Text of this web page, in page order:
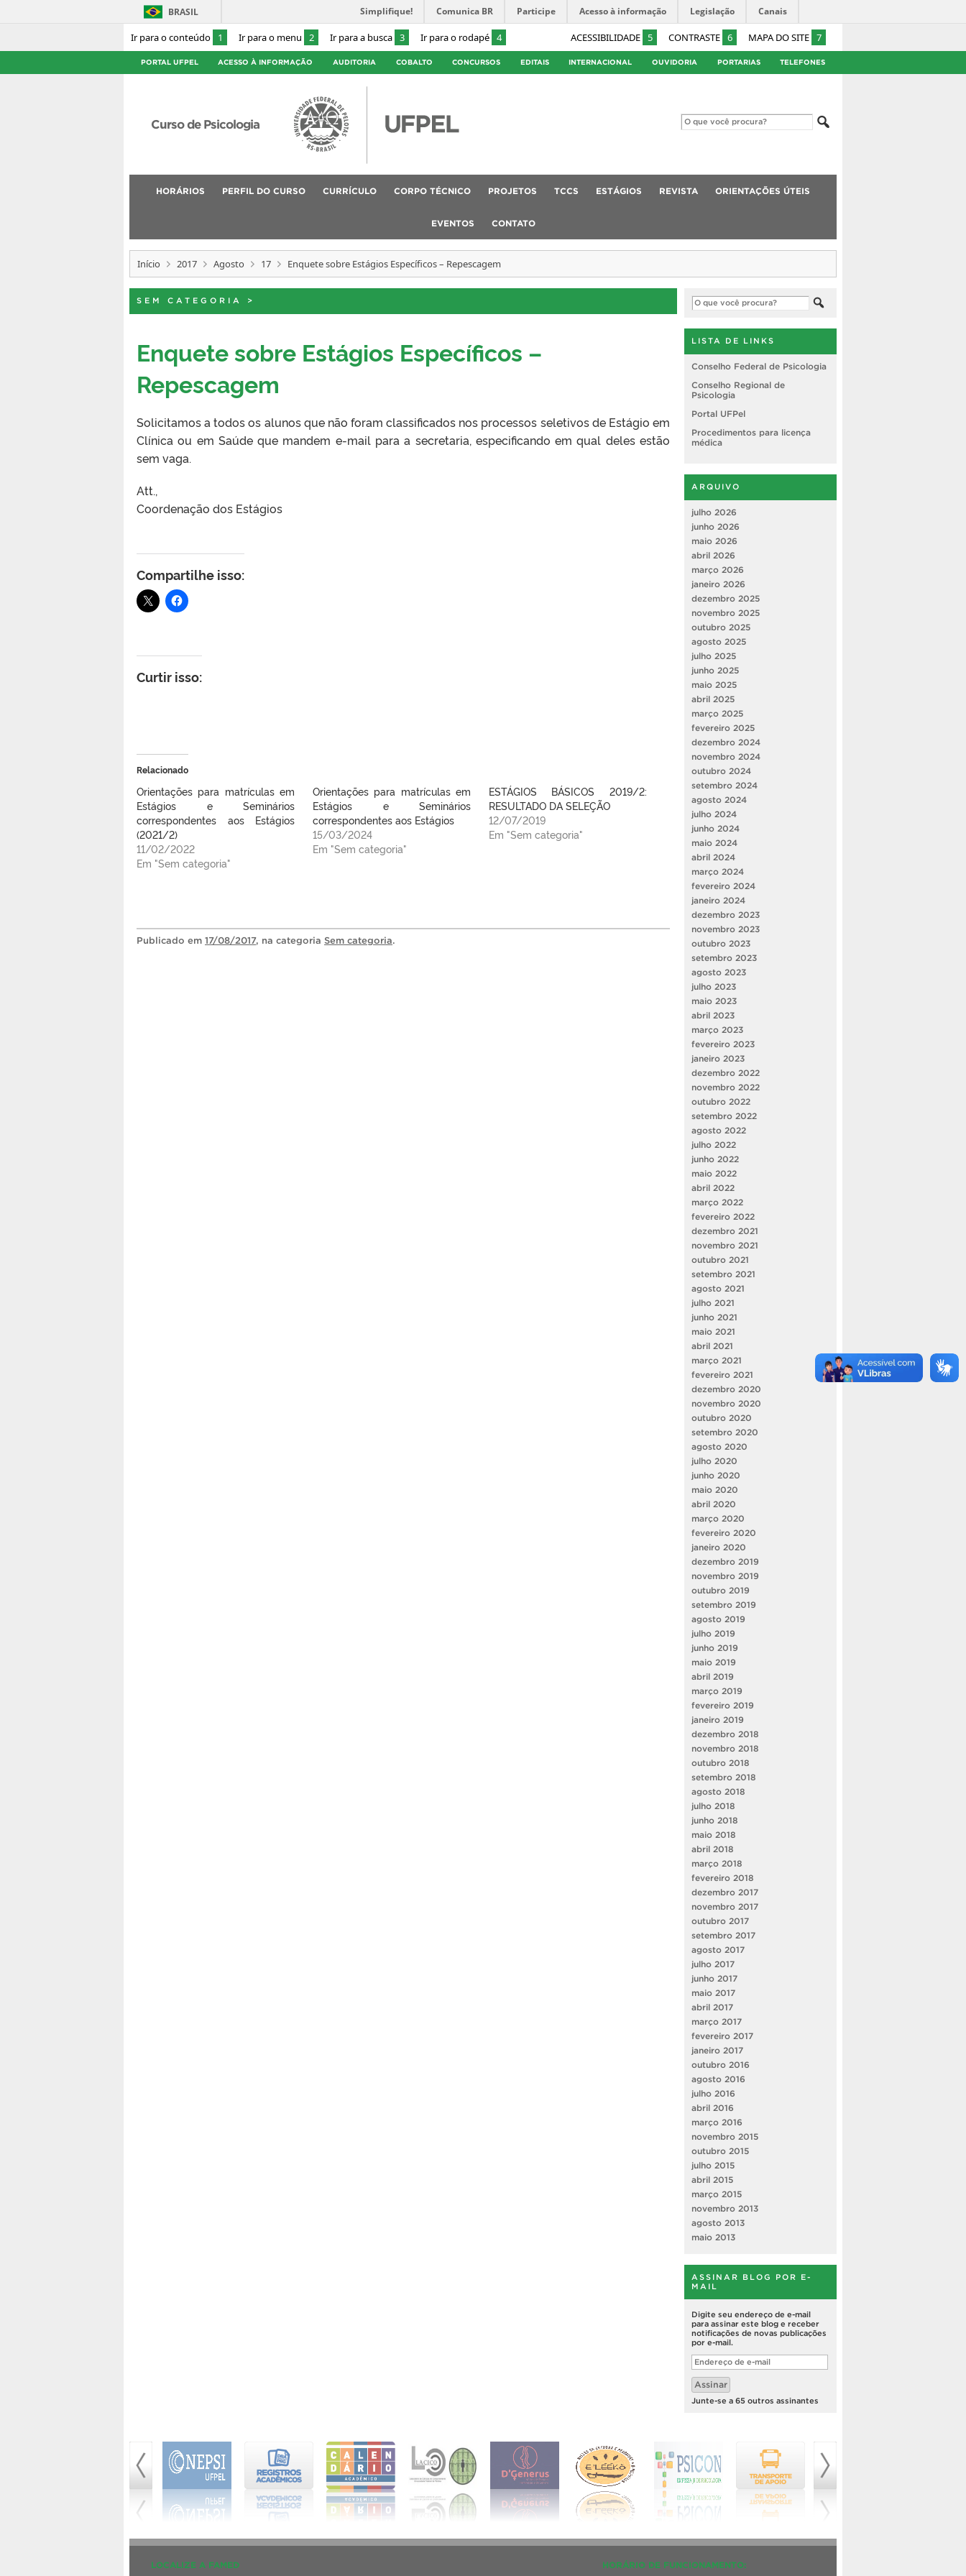
Ir para o conteúdo 1 Ir para o menu 2 Ir para a busca 3 Ir para o rodapé 4 ACESSIBILIDADE 5 CONTRASTE 6 MAPA DO SITE 7
BRASIL Simplifique! Comunica BR Participe Acesso à informação Legislação Canais
PORTAL UFPEL ACESSO À INFORMAÇÃO AUDITORIA COBALTO CONCURSOS EDITAIS INTERNACIONAL OUVIDORIA PORTARIAS TELEFONES
Curso de Psicologia
HORÁRIOS PERFIL DO CURSO CURRÍCULO CORPO TÉCNICO PROJETOS TCCS ESTÁGIOS REVISTA ORIENTAÇÕES ÚTEIS
EVENTOS CONTATO
Início 2017 Agosto 17 Enquete sobre Estágios Específicos – Repescagem
SEM CATEGORIA >
Enquete sobre Estágios Específicos –
Repescagem
Solicitamos a todos os alunos que não foram classificados nos processos seletivos de Estágio em
Clínica ou em Saúde que mandem e-mail para a secretaria, especificando em qual deles estão
sem vaga.
Att.,
Coordenação dos Estágios
Compartilhe isso:
Curtir isso:
Relacionado
Orientações para matrículas em
Estágios e Seminários
correspondentes aos Estágios
(2021/2)
11/02/2022
Em "Sem categoria"
Orientações para matrículas em
Estágios e Seminários
correspondentes aos Estágios
15/03/2024
Em "Sem categoria"
ESTÁGIOS BÁSICOS 2019/2:
RESULTADO DA SELEÇÃO
12/07/2019
Em "Sem categoria"
Publicado em 17/08/2017, na categoria Sem categoria.
LISTA DE LINKS
Conselho Federal de Psicologia
Conselho Regional de
Psicologia
Portal UFPel
Procedimentos para licença
médica
ARQUIVO
julho 2026
junho 2026
maio 2026
abril 2026
março 2026
janeiro 2026
dezembro 2025
novembro 2025
outubro 2025
agosto 2025
julho 2025
junho 2025
maio 2025
abril 2025
março 2025
fevereiro 2025
dezembro 2024
novembro 2024
outubro 2024
setembro 2024
agosto 2024
julho 2024
junho 2024
maio 2024
abril 2024
março 2024
fevereiro 2024
janeiro 2024
dezembro 2023
novembro 2023
outubro 2023
setembro 2023
agosto 2023
julho 2023
maio 2023
abril 2023
março 2023
fevereiro 2023
janeiro 2023
dezembro 2022
novembro 2022
outubro 2022
setembro 2022
agosto 2022
julho 2022
junho 2022
maio 2022
abril 2022
março 2022
fevereiro 2022
dezembro 2021
novembro 2021
outubro 2021
setembro 2021
agosto 2021
julho 2021
junho 2021
maio 2021
abril 2021
março 2021
fevereiro 2021
dezembro 2020
novembro 2020
outubro 2020
setembro 2020
agosto 2020
julho 2020
junho 2020
maio 2020
abril 2020
março 2020
fevereiro 2020
janeiro 2020
dezembro 2019
novembro 2019
outubro 2019
setembro 2019
agosto 2019
julho 2019
junho 2019
maio 2019
abril 2019
março 2019
fevereiro 2019
janeiro 2019
dezembro 2018
novembro 2018
outubro 2018
setembro 2018
agosto 2018
julho 2018
junho 2018
maio 2018
abril 2018
março 2018
fevereiro 2018
dezembro 2017
novembro 2017
outubro 2017
setembro 2017
agosto 2017
julho 2017
junho 2017
maio 2017
abril 2017
março 2017
fevereiro 2017
janeiro 2017
outubro 2016
agosto 2016
julho 2016
abril 2016
março 2016
novembro 2015
outubro 2015
julho 2015
abril 2015
março 2015
novembro 2013
agosto 2013
maio 2013
ASSINAR BLOG POR E-
MAIL
Digite seu endereço de e-mail
para assinar este blog e receber
notificações de novas publicações
por e-mail.
Endereço
de
e-
mail
Assinar
Junte-se a 65 outros assinantes
LOCALIZE A FAMED HORÁRIO DE FUNCIONAMENTO: